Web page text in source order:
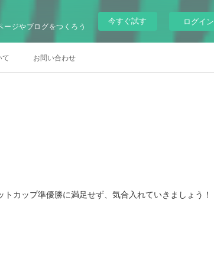
ージやブログをつくろう
今すぐ試す ログイン
て お問い合わせ
カップ準優勝に満足せず、気合入れていきましょう！